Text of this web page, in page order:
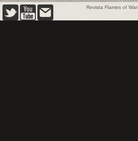
Revista Flames of War